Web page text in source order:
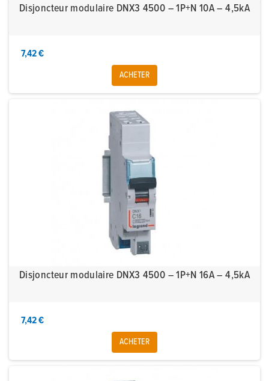
Disjoncteur modulaire DNX3 4500 – 1P+N 10A – 4,5kA
7,42 €
ACHETER
Disjoncteur modulaire DNX3 4500 – 1P+N 16A – 4,5kA
7,42 €
ACHETER